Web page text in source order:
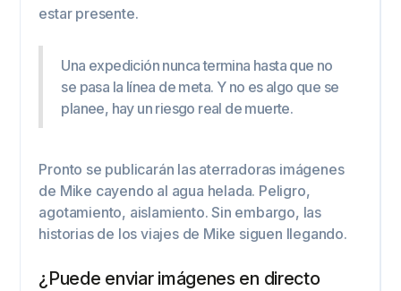
estar presente.
Una expedición nunca termina hasta que no
se pasa la línea de meta. Y no es algo que se
planee, hay un riesgo real de muerte.
Pronto se publicarán las aterradoras imágenes
de Mike cayendo al agua helada. Peligro,
agotamiento, aislamiento. Sin embargo, las
historias de los viajes de Mike siguen llegando.
¿Puede enviar imágenes en directo